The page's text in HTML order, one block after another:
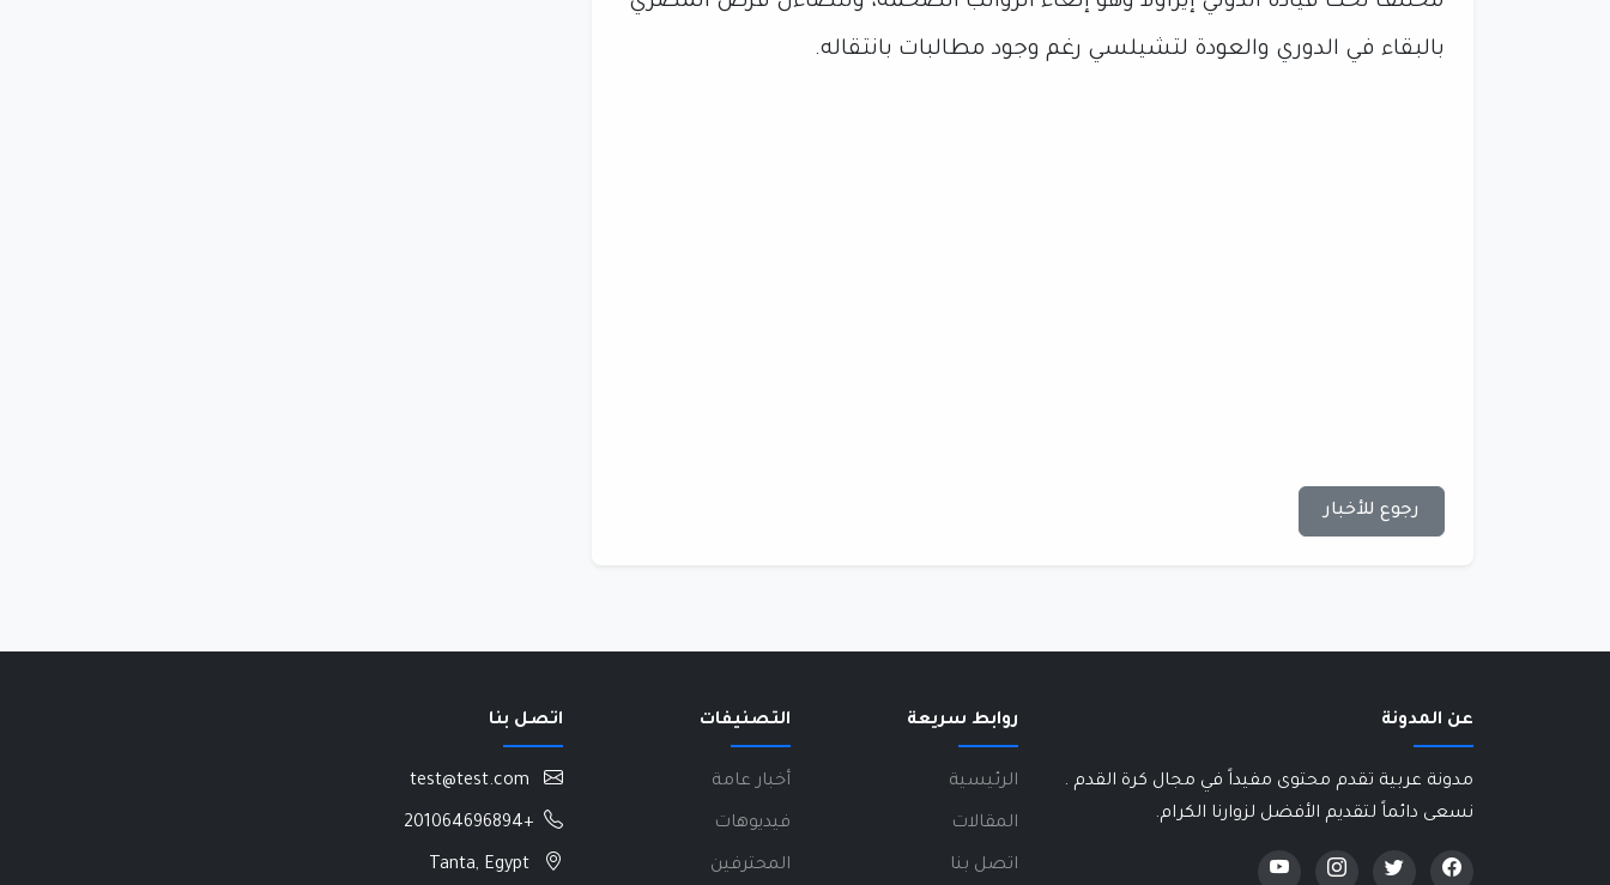
بالبقاء في الدوري والعودة لتشيلسي رغم وجود مطالبات بانتقاله.
رجوع للأخبار
عن المدونة
مدونة عربية تقدم محتوى مفيداً في مجال كرة القدم .
نسعى دائماً لتقديم الأفضل لزوارنا الكرام.
روابط سريعة
الرئيسية
المقالات
اتصل بنا
التصنيفات
أخبار عامة
فيديوهات
المحترفين
اتصل بنا
+201064696894